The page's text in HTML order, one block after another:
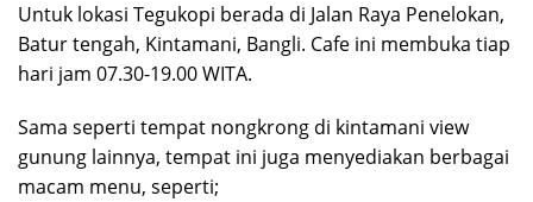
Untuk lokasi Tegukopi berada di Jalan Raya Penelokan,
Batur tengah, Kintamani, Bangli. Cafe ini membuka tiap
hari jam 07.30-19.00 WITA.
Sama seperti tempat nongkrong di kintamani view
gunung lainnya, tempat ini juga menyediakan berbagai
macam menu, seperti;